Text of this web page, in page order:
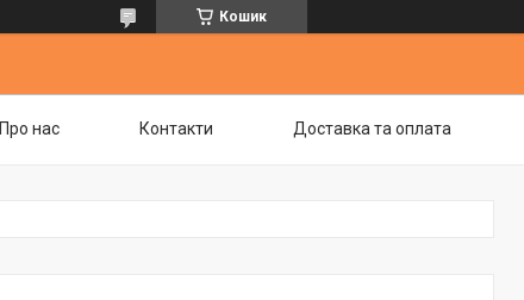
Кошик
Про нас Контакти Доставка та оплата